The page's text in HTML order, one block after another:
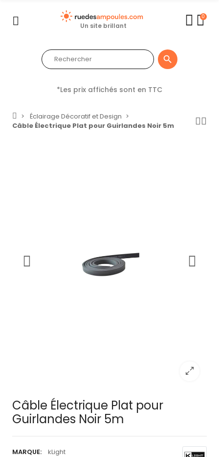
Un site brillant
0

*Les prix affichés sont en TTC
Éclairage Décoratif et Design
Câble Électrique Plat pour Guirlandes Noir 5m
Câble Électrique Plat pour
Guirlandes Noir 5m
MARQUE:
kLight